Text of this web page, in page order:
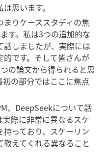
思います。
りケーススタディの焦
す。私は3つの追加的な
話しましたが、実際には
です。そして皆さんが
の論文から得られると思
の部分ではここに焦点
、DeepSeekについて話
際に非常に異なるスケ
っており、スケーリン
えてくれる異なること